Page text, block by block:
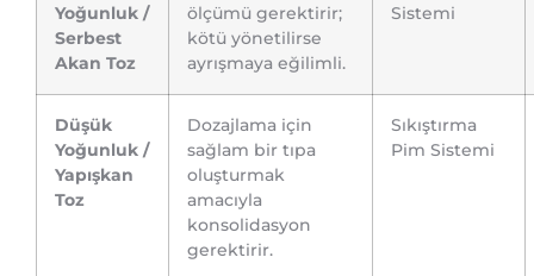
Yoğunluk /
Serbest
Akan Toz
ölçümü gerektirir;
kötü yönetilirse
ayrışmaya eğilimli.
Sistemi
Düşük
Yoğunluk /
Yapışkan
Toz
Dozajlama için
sağlam bir tıpa
oluşturmak
amacıyla
konsolidasyon
gerektirir.
Sıkıştırma
Pim Sistemi